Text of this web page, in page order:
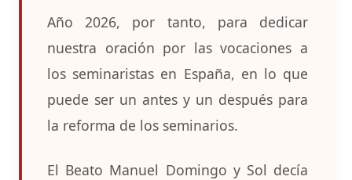
Año 2026, por tanto, para dedicar
nuestra oración por las vocaciones a
los seminaristas en España, en lo que
puede ser un antes y un después para
la reforma de los seminarios.
El Beato Manuel Domingo y Sol decía